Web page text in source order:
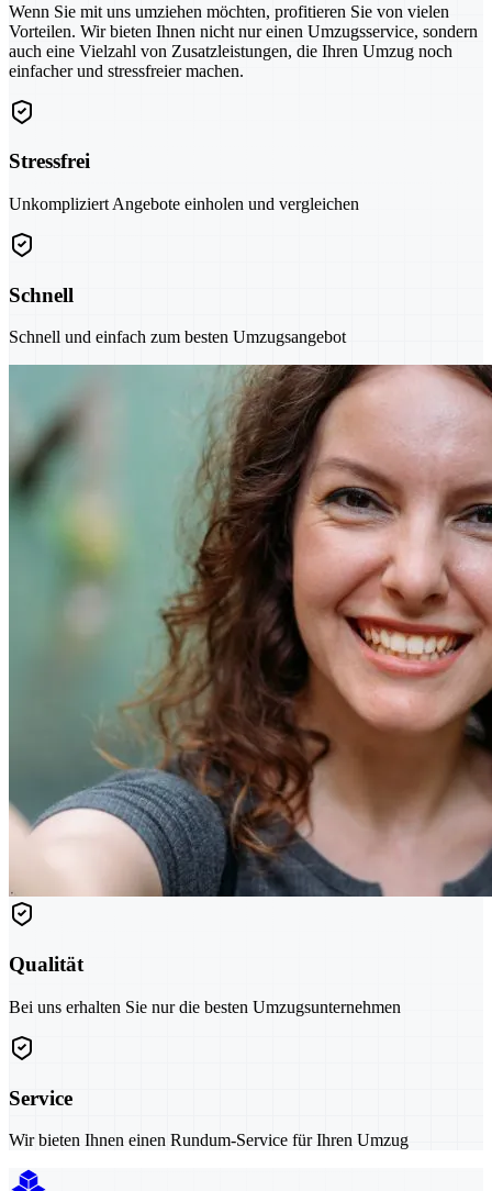
Wenn Sie mit uns umziehen möchten, profitieren Sie von vielen
Vorteilen. Wir bieten Ihnen nicht nur einen Umzugsservice, sondern
auch eine Vielzahl von Zusatzleistungen, die Ihren Umzug noch
einfacher und stressfreier machen.
Stressfrei
Unkompliziert Angebote einholen und vergleichen
Schnell
Schnell und einfach zum besten Umzugsangebot
Qualität
Bei uns erhalten Sie nur die besten Umzugsunternehmen
Service
Wir bieten Ihnen einen Rundum-Service für Ihren Umzug